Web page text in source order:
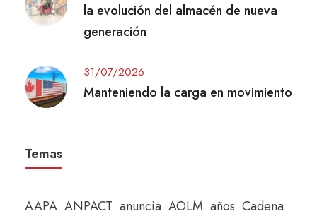
la evolución del almacén de nueva
generación
31/07/2026
Manteniendo la carga en movimiento
Temas
AAPA ANPACT anuncia AOLM años Cadena